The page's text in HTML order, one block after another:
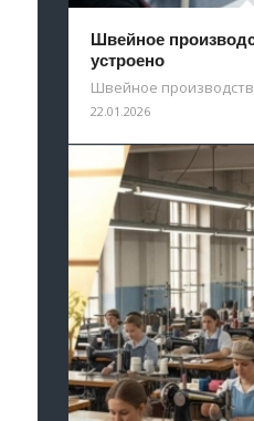
Швейное
устроено
Швейное
22.01.2026